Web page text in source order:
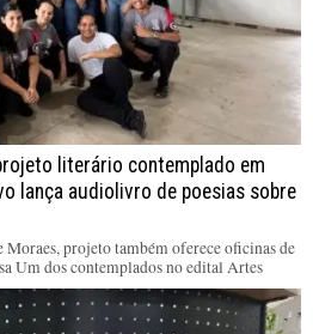
literário contemplado em
lança audiolivro de poesias sobre
projeto também oferece oficinas de
Um dos contemplados no edital Artes